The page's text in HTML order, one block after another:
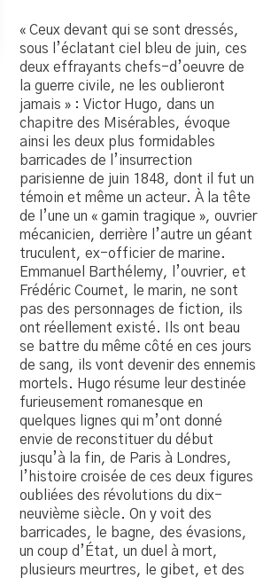
« Ceux devant qui se sont dressés,
sous l’éclatant ciel bleu de juin, ces
deux effrayants chefs-d’oeuvre de
la guerre civile, ne les oublieront
jamais » : Victor Hugo, dans un
chapitre des Misérables, évoque
ainsi les deux plus formidables
barricades de l’insurrection
parisienne de juin 1848, dont il fut un
témoin et même un acteur. À la tête
de l’une un « gamin tragique », ouvrier
mécanicien, derrière l’autre un géant
truculent, ex-officier de marine.
Emmanuel Barthélemy, l’ouvrier, et
Frédéric Cournet, le marin, ne sont
pas des personnages de fiction, ils
ont réellement existé. Ils ont beau
se battre du même côté en ces jours
de sang, ils vont devenir des ennemis
mortels. Hugo résume leur destinée
furieusement romanesque en
quelques lignes qui m’ont donné
envie de reconstituer du début
jusqu’à la fin, de Paris à Londres,
l’histoire croisée de ces deux figures
oubliées des révolutions du dix-
neuvième siècle. On y voit des
barricades, le bagne, des évasions,
un coup d’État, un duel à mort,
plusieurs meurtres, le gibet, et des